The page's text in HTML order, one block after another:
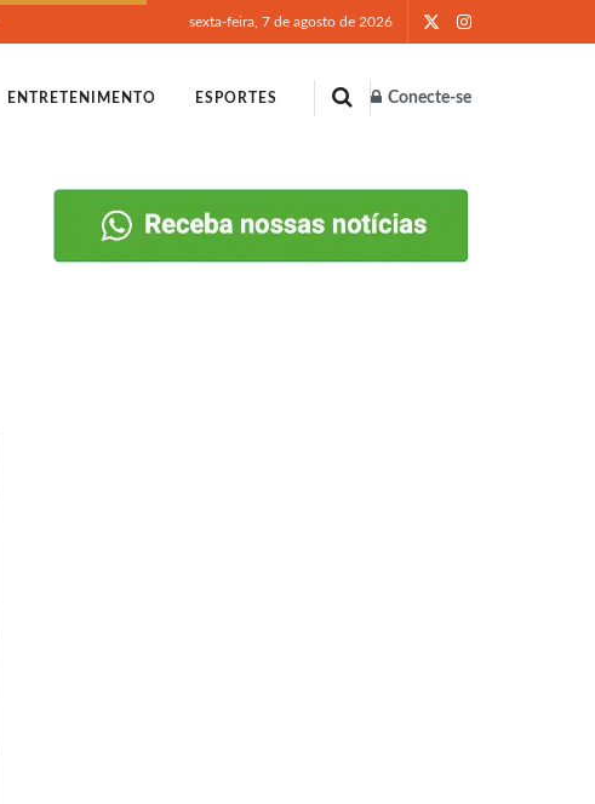
sexta-feira, 7 de agosto de 2026
ENTRETENIMENTO ESPORTES Conecte-se